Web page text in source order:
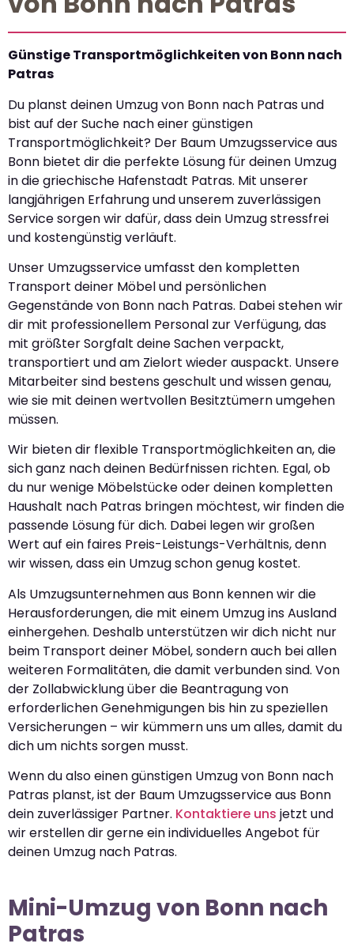
Günstige Transportmöglichkeiten von Bonn nach
Patras
Du planst deinen Umzug von Bonn nach Patras und
bist auf der Suche nach einer günstigen
Transportmöglichkeit? Der Baum Umzugsservice aus
Bonn bietet dir die perfekte Lösung für deinen Umzug
in die griechische Hafenstadt Patras. Mit unserer
langjährigen Erfahrung und unserem zuverlässigen
Service sorgen wir dafür, dass dein Umzug stressfrei
und kostengünstig verläuft.
Unser Umzugsservice umfasst den kompletten
Transport deiner Möbel und persönlichen
Gegenstände von Bonn nach Patras. Dabei stehen wir
dir mit professionellem Personal zur Verfügung, das
mit größter Sorgfalt deine Sachen verpackt,
transportiert und am Zielort wieder auspackt. Unsere
Mitarbeiter sind bestens geschult und wissen genau,
wie sie mit deinen wertvollen Besitztümern umgehen
müssen.
Wir bieten dir flexible Transportmöglichkeiten an, die
sich ganz nach deinen Bedürfnissen richten. Egal, ob
du nur wenige Möbelstücke oder deinen kompletten
Haushalt nach Patras bringen möchtest, wir finden die
passende Lösung für dich. Dabei legen wir großen
Wert auf ein faires Preis-Leistungs-Verhältnis, denn
wir wissen, dass ein Umzug schon genug kostet.
Als Umzugsunternehmen aus Bonn kennen wir die
Herausforderungen, die mit einem Umzug ins Ausland
einhergehen. Deshalb unterstützen wir dich nicht nur
beim Transport deiner Möbel, sondern auch bei allen
weiteren Formalitäten, die damit verbunden sind. Von
der Zollabwicklung über die Beantragung von
erforderlichen Genehmigungen bis hin zu speziellen
Versicherungen – wir kümmern uns um alles, damit du
dich um nichts sorgen musst.
Wenn du also einen günstigen Umzug von Bonn nach
Patras planst, ist der Baum Umzugsservice aus Bonn
dein zuverlässiger Partner. Kontaktiere uns jetzt und
wir erstellen dir gerne ein individuelles Angebot für
deinen Umzug nach Patras.
Mini-Umzug von Bonn nach
Patras